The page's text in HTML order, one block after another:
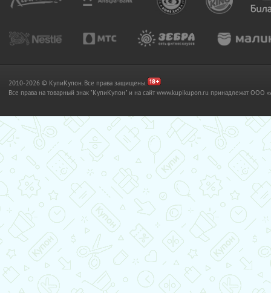
2010-2026 © КупиКупон. Все права защищены.
Все права на товарный знак "КупиКупон" и на сайт www.kupikupon.ru принадлежат